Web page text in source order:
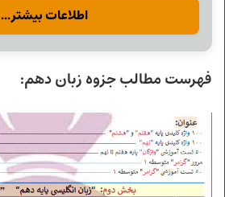
اطلاعات بیشتر...
فهرست مطالب جزوه زبان دهم: